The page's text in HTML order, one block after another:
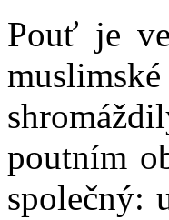
Pouť je
poutním
společný: